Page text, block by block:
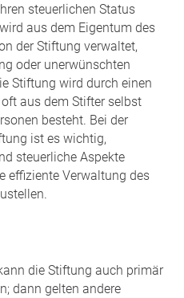
steuerlichen Status
aus dem Eigentum des
der Stiftung verwaltet,
oder unerwünschten
Stiftung wird durch einen
aus dem Stifter selbst
besteht. Bei der
ist es wichtig,
steuerliche Aspekte
effiziente Verwaltung des
die Stiftung auch primär
dann gelten andere